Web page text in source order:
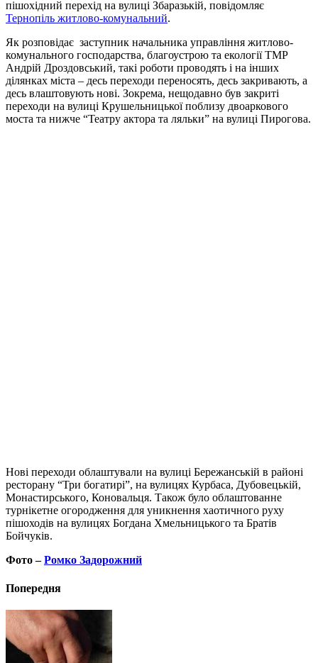
пішохідний перехід на вулиці Збаразькій, повідомляє
Тернопіль житлово-комунальний.
Як розповідає заступник начальника управління житлово-
комунального господарства, благоустрою та екології ТМР
Андрій Дроздовський, такі роботи проводять і на інших
ділянках міста – десь переходи переносять, десь закривають, а
десь влаштовують нові. Зокрема, нещодавно був закриті
переходи на вулиці Крушельницької поблизу двоаркового
моста та нижче “Театру актора та ляльки” на вулиці Пирогова.
Нові переходи облаштували на вулиці Бережанській в районі
ресторану “Три богатирі”, на вулицях Курбаса, Дубовецькій,
Монастирського, Коновальця. Також було облаштованне
турнікетне огородження для уникнення хаотичного руху
пішоходів на вулицях Богдана Хмельницького та Братів
Бойчуків.
Фото –Ромко Задорожний
Попередня